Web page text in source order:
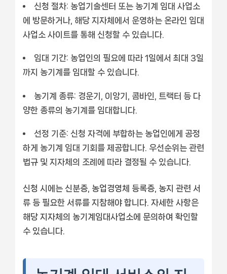
신청 절차: 농업기술센터 또는 농기계 임대 사업소
에 방문하거나, 해당 지자체에서 운영하는 온라인 임대
사업소 사이트를 통해 신청할 수 있습니다.
임대 기간: 농업인의 필요에 따라 1일에서 최대 3일
까지 농기계를 임대할 수 있습니다.
농기계 종류: 경운기, 이앙기, 콤바인, 트랙터 등 다
양한 종류의 농기계를 임대합니다.
선정 기준: 신청 자격에 부합하는 농업인에게 공정
하게 농기계 임대 기회를 제공합니다. 우선순위는 관련
법규 및 지자체의 조례에 따라 결정될 수 있습니다.
신청 시에는 신분증, 농업경영체 등록증, 농지 관련 서
류 등 필요한 서류를 지참해야 합니다. 자세한 사항은
해당 지자체의 농기계임대사업소에 문의하여 확인할
수 있습니다.